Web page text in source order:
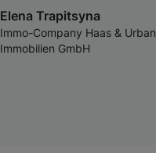
Elena Trapitsyna
Immo-Company Haas & Urban
Immobilien GmbH